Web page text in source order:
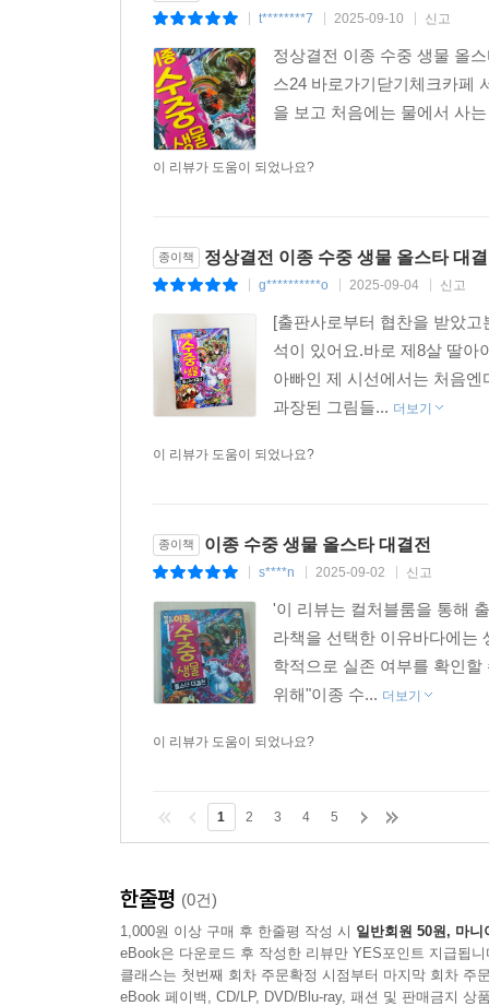
t********7 2025-09-10 신고
정상결전 이종 수중 생물 올
스24 바로가기닫기체크카페
을 보고 처음에는 물에서 사
이 리뷰가 도움이 되었나요?
종이책 정상결전 이종 수중 생물 올스타 대
g**********o 2025-09-04 신고
[출판사로부터 협찬을 받았
석이 있어요.바로 제8살 딸아
아빠인 제 시선에서는 처음
과장된 그림들... 더보기
이 리뷰가 도움이 되었나요?
종이책 이종 수중 생물 올스타 대결전
s****n 2025-09-02 신고
'이 리뷰는 컬처블룸을 통해
라책을 선택한 이유바다에는
학적으로 실존 여부를 확인
위해"이종 수... 더보기
이 리뷰가 도움이 되었나요?
1 2 3 4 5
한줄평 (0건)
1,000원 이상 구매 후 한줄평 작성 시 일반회원 50원, 마니
eBook은 다운로드 후 작성한 리뷰만 YES포인트 지급됩니
클래스는 첫번째 회차 주문확정 시점부터 마지막 회차 주
eBook 페이백, CD/LP, DVD/Blu-ray, 패션 및 판매금지 상